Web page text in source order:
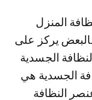
المنزل
يركز على
الجسدية
الجسدية هي
النظافة